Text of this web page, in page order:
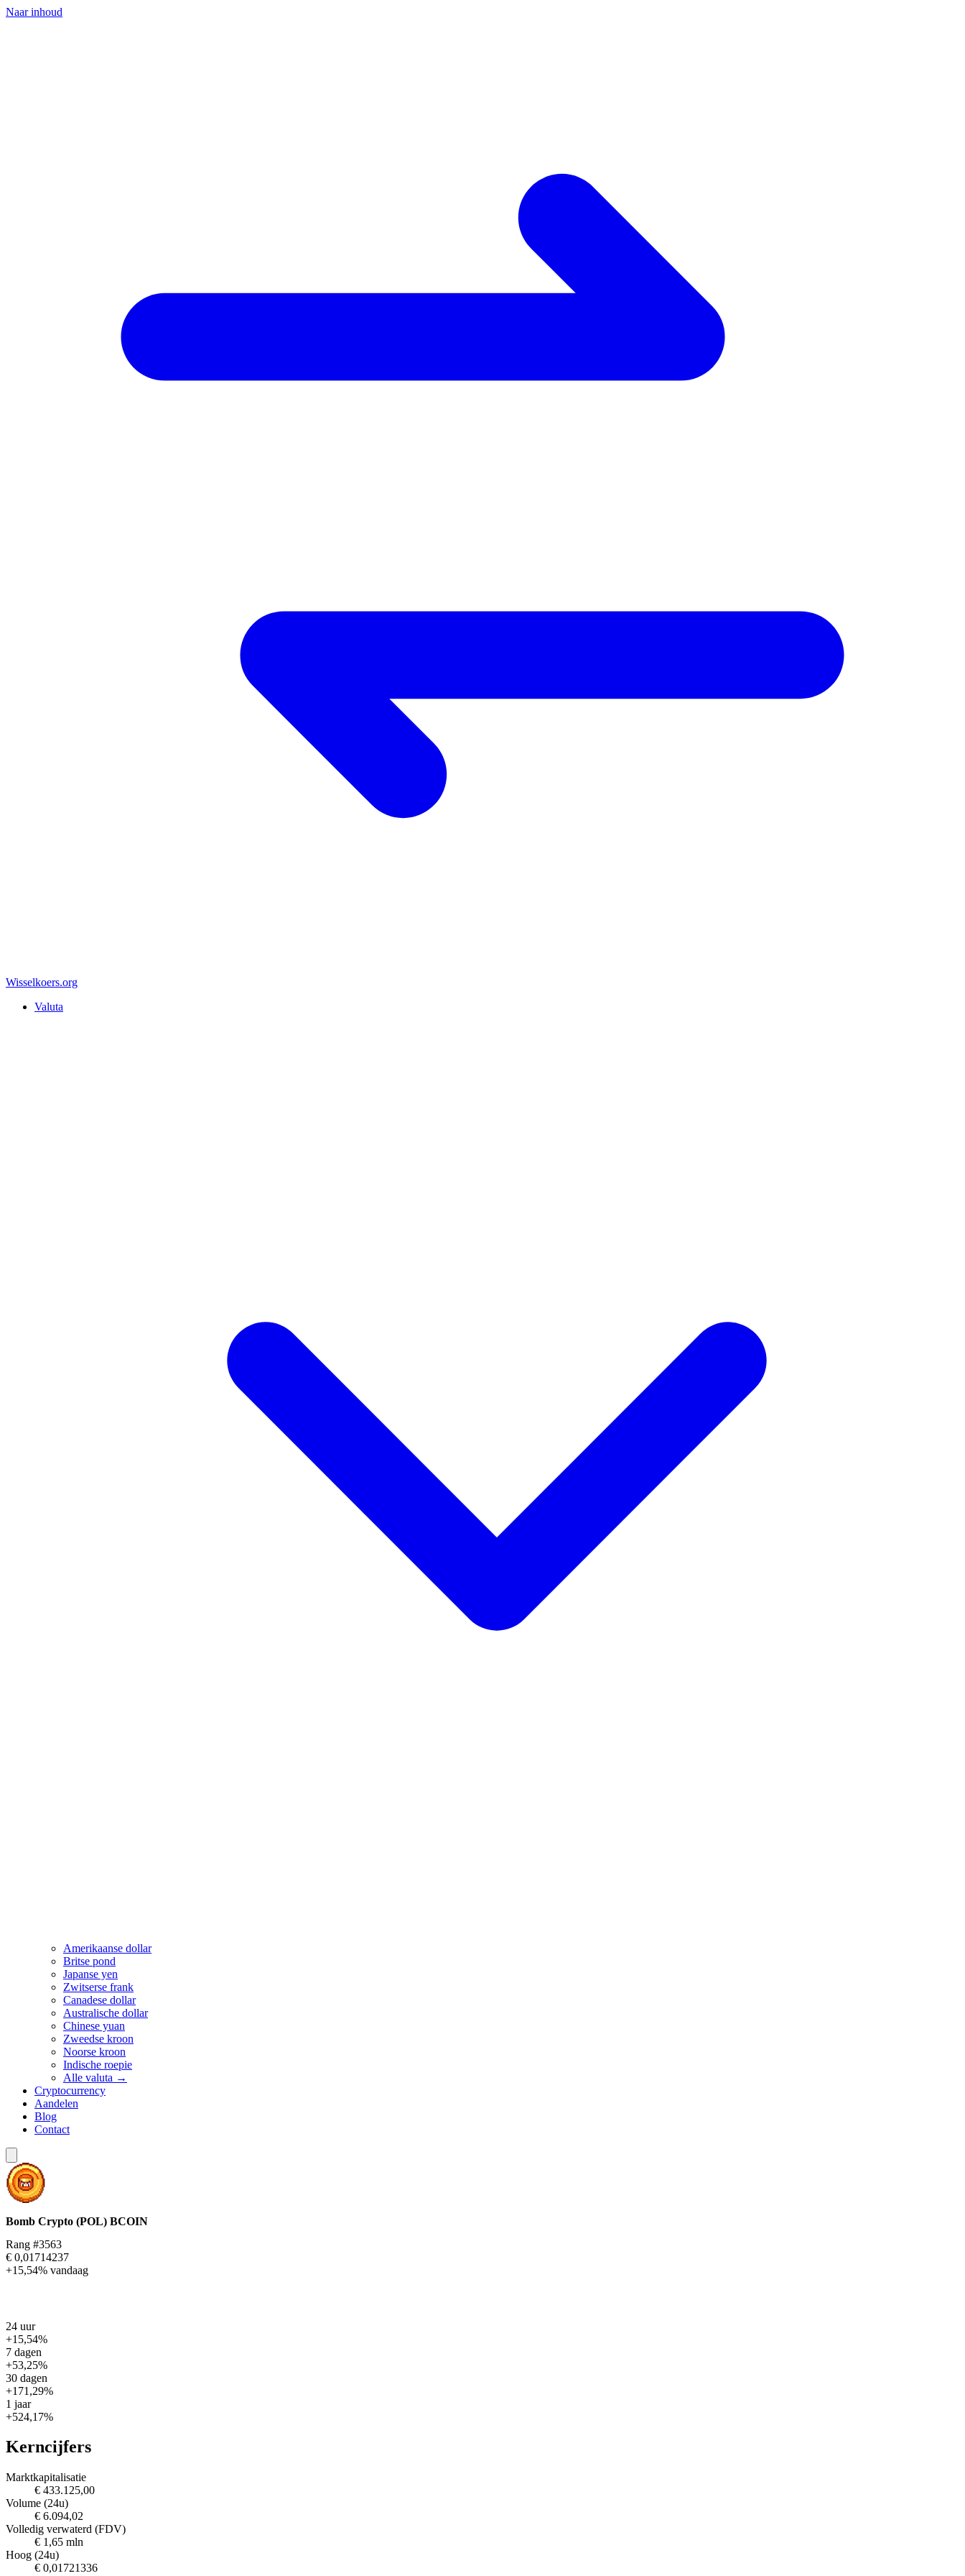
Naar inhoud
Wisselkoers.org
Valuta
Amerikaanse dollar
Britse pond
Japanse yen
Zwitserse frank
Canadese dollar
Australische dollar
Chinese yuan
Zweedse kroon
Noorse kroon
Indische roepie
Alle valuta →
Cryptocurrency
Aandelen
Blog
Contact
Bomb Crypto (POL) BCOIN
Rang #3563
€ 0,01714237
+15,54% vandaag
24 uur
+15,54%
7 dagen
+53,25%
30 dagen
+171,29%
1 jaar
+524,17%
Kerncijfers
Marktkapitalisatie
€ 433.125,00
Volume (24u)
€ 6.094,02
Volledig verwaterd (FDV)
€ 1,65 mln
Hoog (24u)
€ 0,01721336